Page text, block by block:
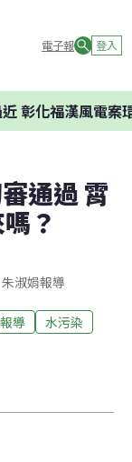
電子報 登入
化福漢風電案環委
通過 霄
？
淑娟報導
導
水污染